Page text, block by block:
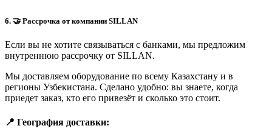
6. 🤝 Рассрочка от компании SILLAN
Если вы не хотите связываться с банками, мы предложим
внутреннюю рассрочку от SILLAN.
Мы доставляем оборудование по всему Казахстану и в
регионы Узбекистана. Сделано удобно: вы знаете, когда
приедет заказ, кто его привезёт и сколько это стоит.
📍 География доставки: